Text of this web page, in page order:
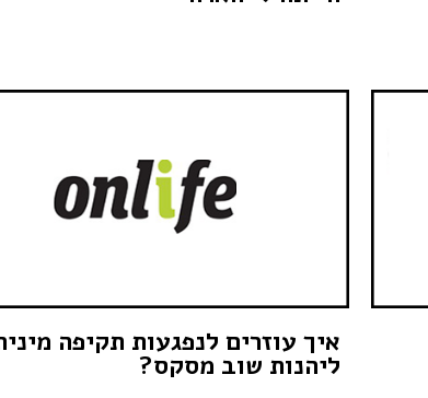
איך עוזרים לנפגעות תקיפה
ליהנות שוב מסקס?